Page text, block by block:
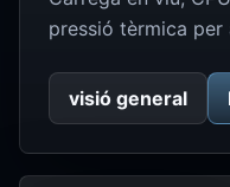
pressió tèrmica per
visió general